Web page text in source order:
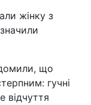
жінку з
що
гучні
відчуття